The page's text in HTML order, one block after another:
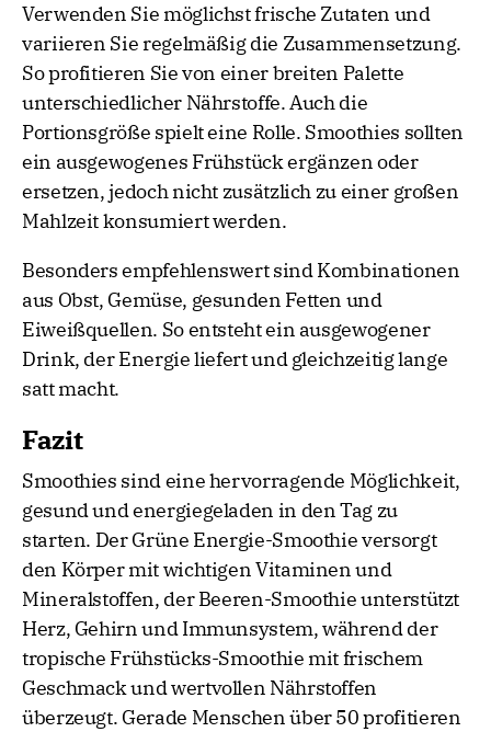
Verwenden Sie möglichst frische Zutaten und
variieren Sie regelmäßig die Zusammensetzung.
So profitieren Sie von einer breiten Palette
unterschiedlicher Nährstoffe. Auch die
Portionsgröße spielt eine Rolle. Smoothies sollten
ein ausgewogenes Frühstück ergänzen oder
ersetzen, jedoch nicht zusätzlich zu einer großen
Mahlzeit konsumiert werden.
Besonders empfehlenswert sind Kombinationen
aus Obst, Gemüse, gesunden Fetten und
Eiweißquellen. So entsteht ein ausgewogener
Drink, der Energie liefert und gleichzeitig lange
satt macht.
Fazit
Smoothies sind eine hervorragende Möglichkeit,
gesund und energiegeladen in den Tag zu
starten. Der Grüne Energie-Smoothie versorgt
den Körper mit wichtigen Vitaminen und
Mineralstoffen, der Beeren-Smoothie unterstützt
Herz, Gehirn und Immunsystem, während der
tropische Frühstücks-Smoothie mit frischem
Geschmack und wertvollen Nährstoffen
überzeugt. Gerade Menschen über 50 profitieren